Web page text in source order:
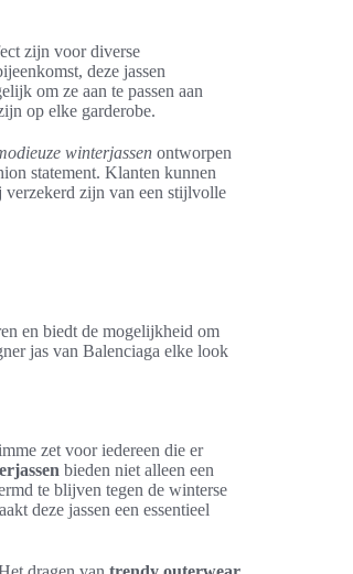
zijn voor diverse
deze jassen
om ze aan te passen aan
op elke garderobe.
winterjassen ontworpen
statement. Klanten kunnen
zijn van een stijlvolle
en biedt de mogelijkheid om
jas van Balenciaga elke look
zet voor iedereen die er
bieden niet alleen een
te blijven tegen de winterse
deze jassen een essentieel